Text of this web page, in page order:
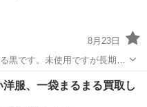
8月23日
黒です。未使用ですが長期間
です。
電
洋服、一袋まるまる買取し